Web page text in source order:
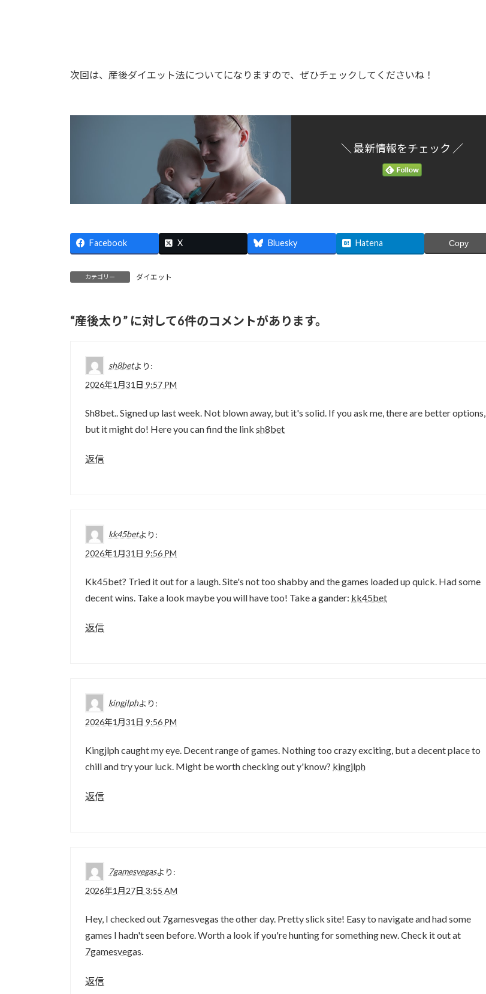
次回は、産後ダイエット法についてになりますので、ぜひチェックしてくださいね！
＼ 最新情報をチェック ／
Facebook X Bluesky Hatena Copy
カテゴリー ダイエット
“産後太り” に対して6件のコメントがあります。
sh8betより:
2026年1月31日 9:57 PM
Sh8bet.. Signed up last week. Not blown away, but it's solid. If you ask me, there are better options,
but it might do! Here you can find the link sh8bet
返信
kk45betより:
2026年1月31日 9:56 PM
Kk45bet? Tried it out for a laugh. Site's not too shabby and the games loaded up quick. Had some
decent wins. Take a look maybe you will have too! Take a gander: kk45bet
返信
kingjlphより:
2026年1月31日 9:56 PM
Kingjlph caught my eye. Decent range of games. Nothing too crazy exciting, but a decent place to
chill and try your luck. Might be worth checking out y'know? kingjlph
返信
7gamesvegasより:
2026年1月27日 3:55 AM
Hey, I checked out 7gamesvegas the other day. Pretty slick site! Easy to navigate and had some
games I hadn't seen before. Worth a look if you're hunting for something new. Check it out at
7gamesvegas.
返信